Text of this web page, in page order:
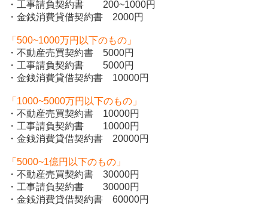
・工事請負契約書 200~1000円
・金銭消費貸借契約書 2000円
「500~1000万円以下のもの」
・不動産売買契約書 5000円
・工事請負契約書 5000円
・金銭消費貸借契約書 10000円
「1000~5000万円以下のもの」
・不動産売買契約書 10000円
・工事請負契約書 10000円
・金銭消費貸借契約書 20000円
「5000~1億円以下のもの」
・不動産売買契約書 30000円
・工事請負契約書 30000円
・金銭消費貸借契約書 60000円